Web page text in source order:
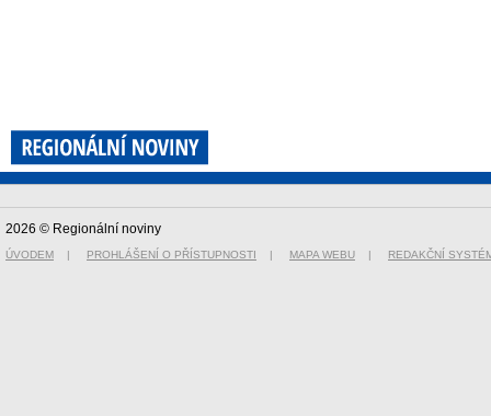
2026 © Regionální noviny
ÚVODEM | PROHLÁŠENÍ O PŘÍSTUPNOSTI | MAPA WEBU | REDAKČNÍ